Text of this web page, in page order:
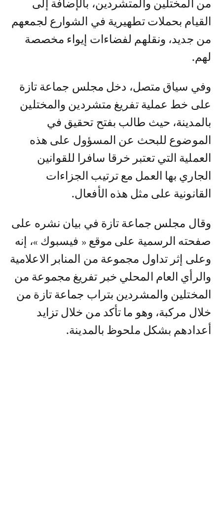
من المختلين والمتشردين، بالإضافة إلى
القيام بحملات تطهيرية في الشوارع لجمعهم
من جديد، ونقلهم لفضاءات إيواء مخصصة
لهم.
وفي سياق متصل، دخل مجلس جماعة تازة
على خط عملية تفريغ متشردين والمختلين
بالمدينة، حيث طالب بفتح تحقيق في
الموضوع للبحث عن المسؤول على هذه
العملية التي تعتبر خرقا سافرا للقوانين
الجاري بها العمل مع ترتيب الجزاءات
القانونية على مثل هذه الأفعال.
وقال مجلس جماعة تازة في بيان نشره على
صفحته الرسمية على موقع « فيسبوك »، إنه
وعلى إثر تداول مجموعة من المنابر الاعلامية
والرأي العام المحلي خبر تفريغ مجموعة من
المختلين والمشردين بتراب جماعة تازة من
خلال مركبة، وهو ما تأكد من خلال تزايد
أعدادهم بشكل ملحوظ بالمدينة.